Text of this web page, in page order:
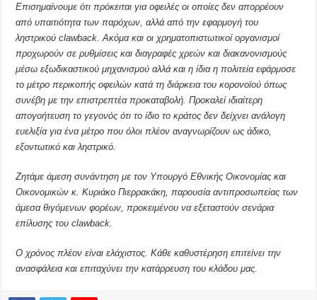
Επισημαίνουμε ότι πρόκειται για οφειλές οι οποίες δεν απορρέουν
από υπαιτιότητα των παρόχων, αλλά από την εφαρμογή του
ληστρικού clawback. Ακόμα και οι χρηματοπιστωτικοί οργανισμοί
προχωρούν σε ρυθμίσεις και διαγραφές χρεών και διακανονισμούς
μέσω εξωδικαστικού μηχανισμού αλλά και η ίδια η πολιτεία εφάρμοσε
το μέτρο περικοπής οφειλών κατά τη διάρκεια του κορονοϊού όπως
συνέβη με την επιστρεπτέα προκαταβολή. Προκαλεί ιδιαίτερη
απογοήτευση το γεγονός ότι το ίδιο το κράτος δεν δείχνει ανάλογη
ευελιξία για ένα μέτρο που όλοι πλέον αναγνωρίζουν ως άδικο,
εξοντωτικό και ληστρικό.
Ζητάμε άμεση συνάντηση με τον Υπουργό Εθνικής Οικονομίας και
Οικονομικών κ. Κυριάκο Πιερρακάκη, παρουσία αντιπροσωπείας των
άμεσα θιγόμενων φορέων, προκειμένου να εξεταστούν σενάρια
επίλυσης του clawback.
Ο χρόνος πλέον είναι ελάχιστος. Κάθε καθυστέρηση επιτείνει την
ανασφάλεια και επιταχύνει την κατάρρευση του κλάδου μας.